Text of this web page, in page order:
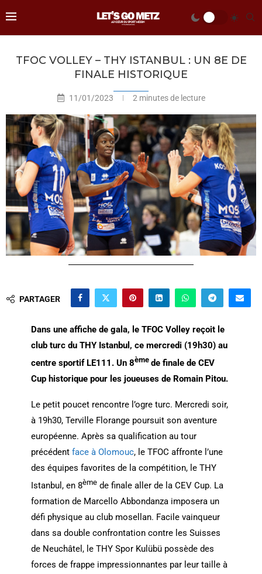
TFOC VOLLEY – THY ISTANBUL : UN 8E DE
FINALE HISTORIQUE
11/01/2023 2 minutes de lecture
PARTAGER
Dans une affiche de gala, le TFOC Volley reçoit le
club turc du THY Istanbul, ce mercredi (19h30) au
centre sportif LE111. Un 8ème de finale de CEV
Cup historique pour les joueuses de Romain Pitou.
Le petit poucet rencontre l’ogre turc. Mercredi soir,
à 19h30, Terville Florange poursuit son aventure
européenne. Après sa qualification au tour
précédent face à Olomouc, le TFOC affronte l’une
des équipes favorites de la compétition, le THY
Istanbul, en 8èmede finale aller de la CEV Cup. La
formation de Marcello Abbondanza imposera un
défi physique au club mosellan. Facile vainqueur
dans sa double confrontation contre les Suisses
de Neuchâtel, le THY Spor Kulübü possède des
forces de frappe impressionnantes par leur taille à